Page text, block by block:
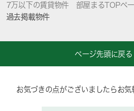
7万以下の賃貸物件 部屋まるTOPペ
過去掲載物件
ページ先頭に戻る
お気づきの点がございましたらお気